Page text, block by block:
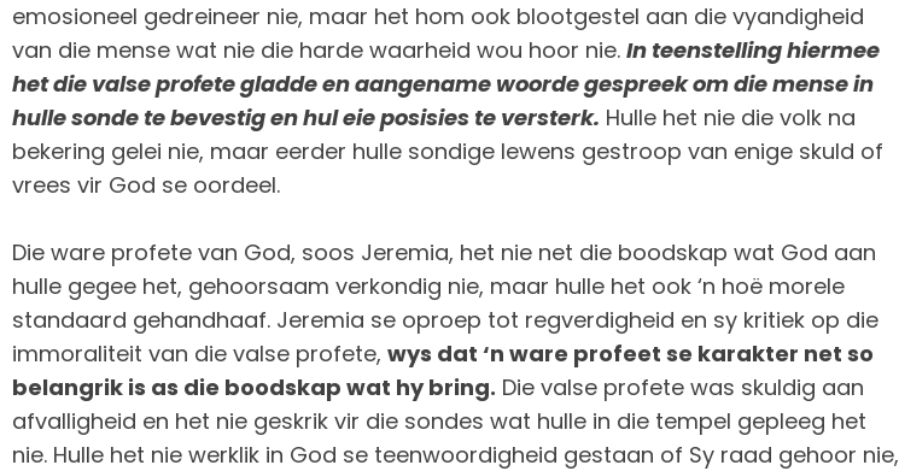
emosioneel gedreineer nie, maar het hom ook blootgestel aan die vyandigheid
van die mense wat nie die harde waarheid wou hoor nie. In teenstelling hiermee
het die valse profete gladde en aangename woorde gespreek om die mense in
hulle sonde te bevestig en hul eie posisies te versterk. Hulle het nie die volk na
bekering gelei nie, maar eerder hulle sondige lewens gestroop van enige skuld of
vrees vir God se oordeel.
Die ware profete van God, soos Jeremia, het nie net die boodskap wat God aan
hulle gegee het, gehoorsaam verkondig nie, maar hulle het ook ‘n hoë morele
standaard gehandhaaf. Jeremia se oproep tot regverdigheid en sy kritiek op die
immoraliteit van die valse profete, wys dat ‘n ware profeet se karakter net so
belangrik is as die boodskap wat hy bring. Die valse profete was skuldig aan
afvalligheid en het nie geskrik vir die sondes wat hulle in die tempel gepleeg het
nie. Hulle het nie werklik in God se teenwoordigheid gestaan of Sy raad gehoor nie,